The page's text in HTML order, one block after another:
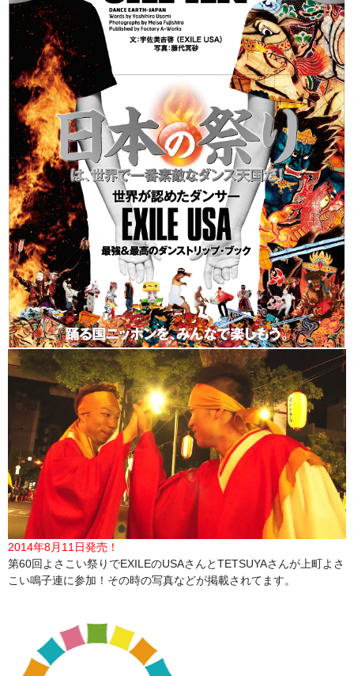
2014年8月11日発売！
第60回よさこい祭りでEXILEのUSAさんとTETSUYAさんが上町よさ
こい鳴子連に参加！その時の写真などが掲載されてます。